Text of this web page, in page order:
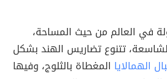
في العالم من حيث المساحة،
تتنوع تضاريس الهند بشكل
الهمالايا المغطاة بالثلوج، وفيها